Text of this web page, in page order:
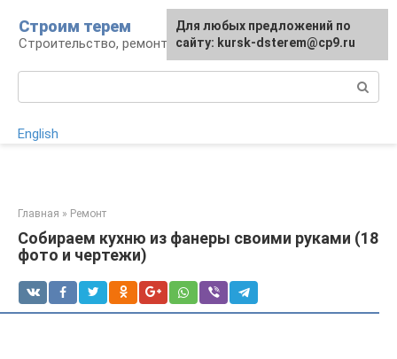
контенту
Строим терем
Строительство, ремонт, ландшафт
English
Главная » Ремонт
Собираем кухню из фанеры своими руками (18
фото и чертежи)
Для любых предложений по
сайту: kursk-dsterem@cp9.ru